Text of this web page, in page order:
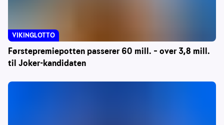
Førstepremiepotten passerer 60 mill. – over 3,8 mill.
til Joker-kandidaten
VIKINGLOTTO